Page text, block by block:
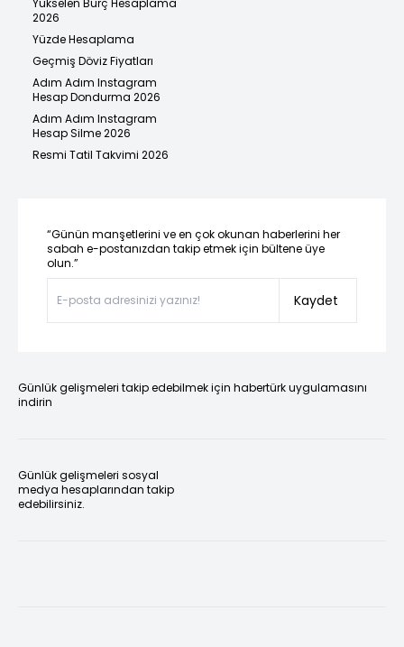
2026
Yüzde Hesaplama
Geçmiş Döviz Fiyatları
Adım Adım Instagram
Hesap Dondurma 2026
Adım Adım Instagram
Hesap Silme 2026
Resmi Tatil Takvimi 2026
“Günün manşetlerini ve en çok okunan haberlerini her
sabah e-postanızdan takip etmek için bültene üye
olun.”
Kaydet
Günlük gelişmeleri takip edebilmek için habertürk uygulamasını
indirin
Günlük gelişmeleri sosyal
medya hesaplarından takip
edebilirsiniz.